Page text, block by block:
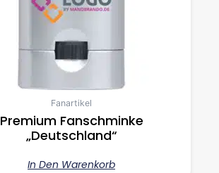
Fanartikel
Premium Fanschminke
„Deutschland“
In Den Warenkorb